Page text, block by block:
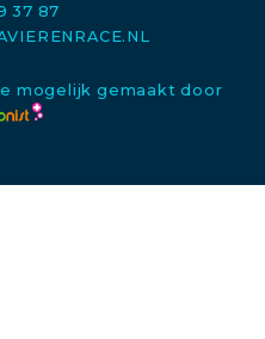
37 87
mogelijk gemaakt door